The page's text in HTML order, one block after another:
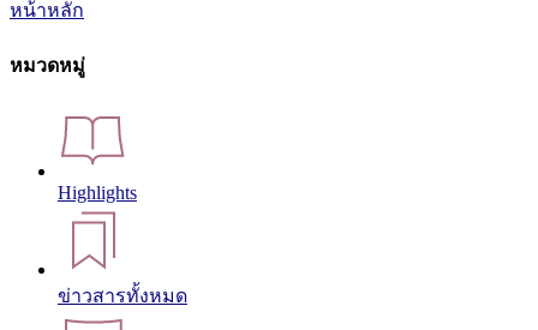
หน้าหลัก
หมวดหมู่
Highlights
ข่าวสารทั้งหมด